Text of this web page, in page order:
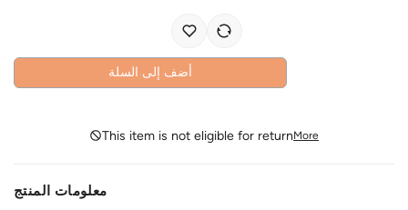
أضف إلى السلة
This item is not eligible for returnMore
معلومات المنتج